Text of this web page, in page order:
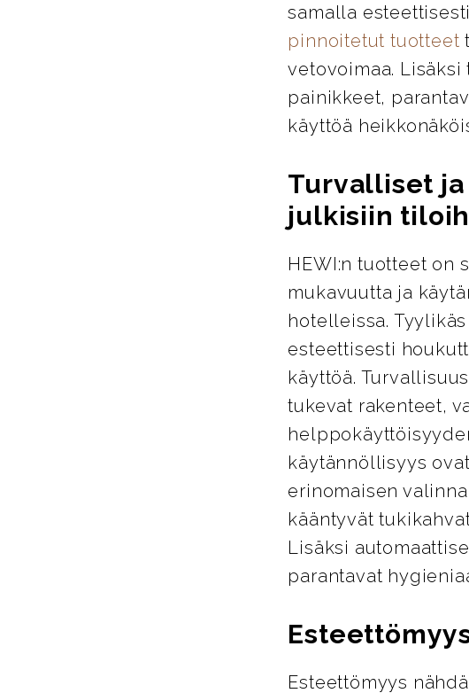
samalla
pinnoitetut tuotteet
vetovoimaa.
painikkeet,
käyttöä
Turvalliset
julkisiin
HEWI:n tuotteet on
mukavuutta ja
hotelleissa.
esteettisesti
käyttöä.
tukevat rakenteet,
käytännöllisyys
erinomaisen
kääntyvät
Lisäksi
parantavat
Esteettömyys